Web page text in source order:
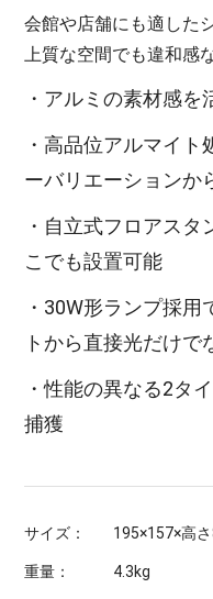
会館や店舗にも適した
上質な空間でも違和感
・アルミの素材感を
・高品位アルマイト
ーバリエーションか
・自立式フロアス
こでも設置可能
・30W形ランプ採
トから直接光だけで
・性能の異なる2タ
捕獲
サイズ： 195×157×高
重量： 4.3kg